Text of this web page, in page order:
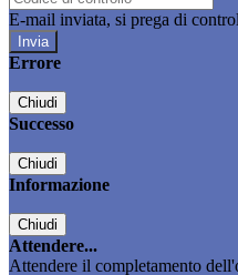
E-mail inviata, si prega di
Errore
Chiudi
Successo
Chiudi
Informazione
Chiudi
Attendere...
Attendere il completamento